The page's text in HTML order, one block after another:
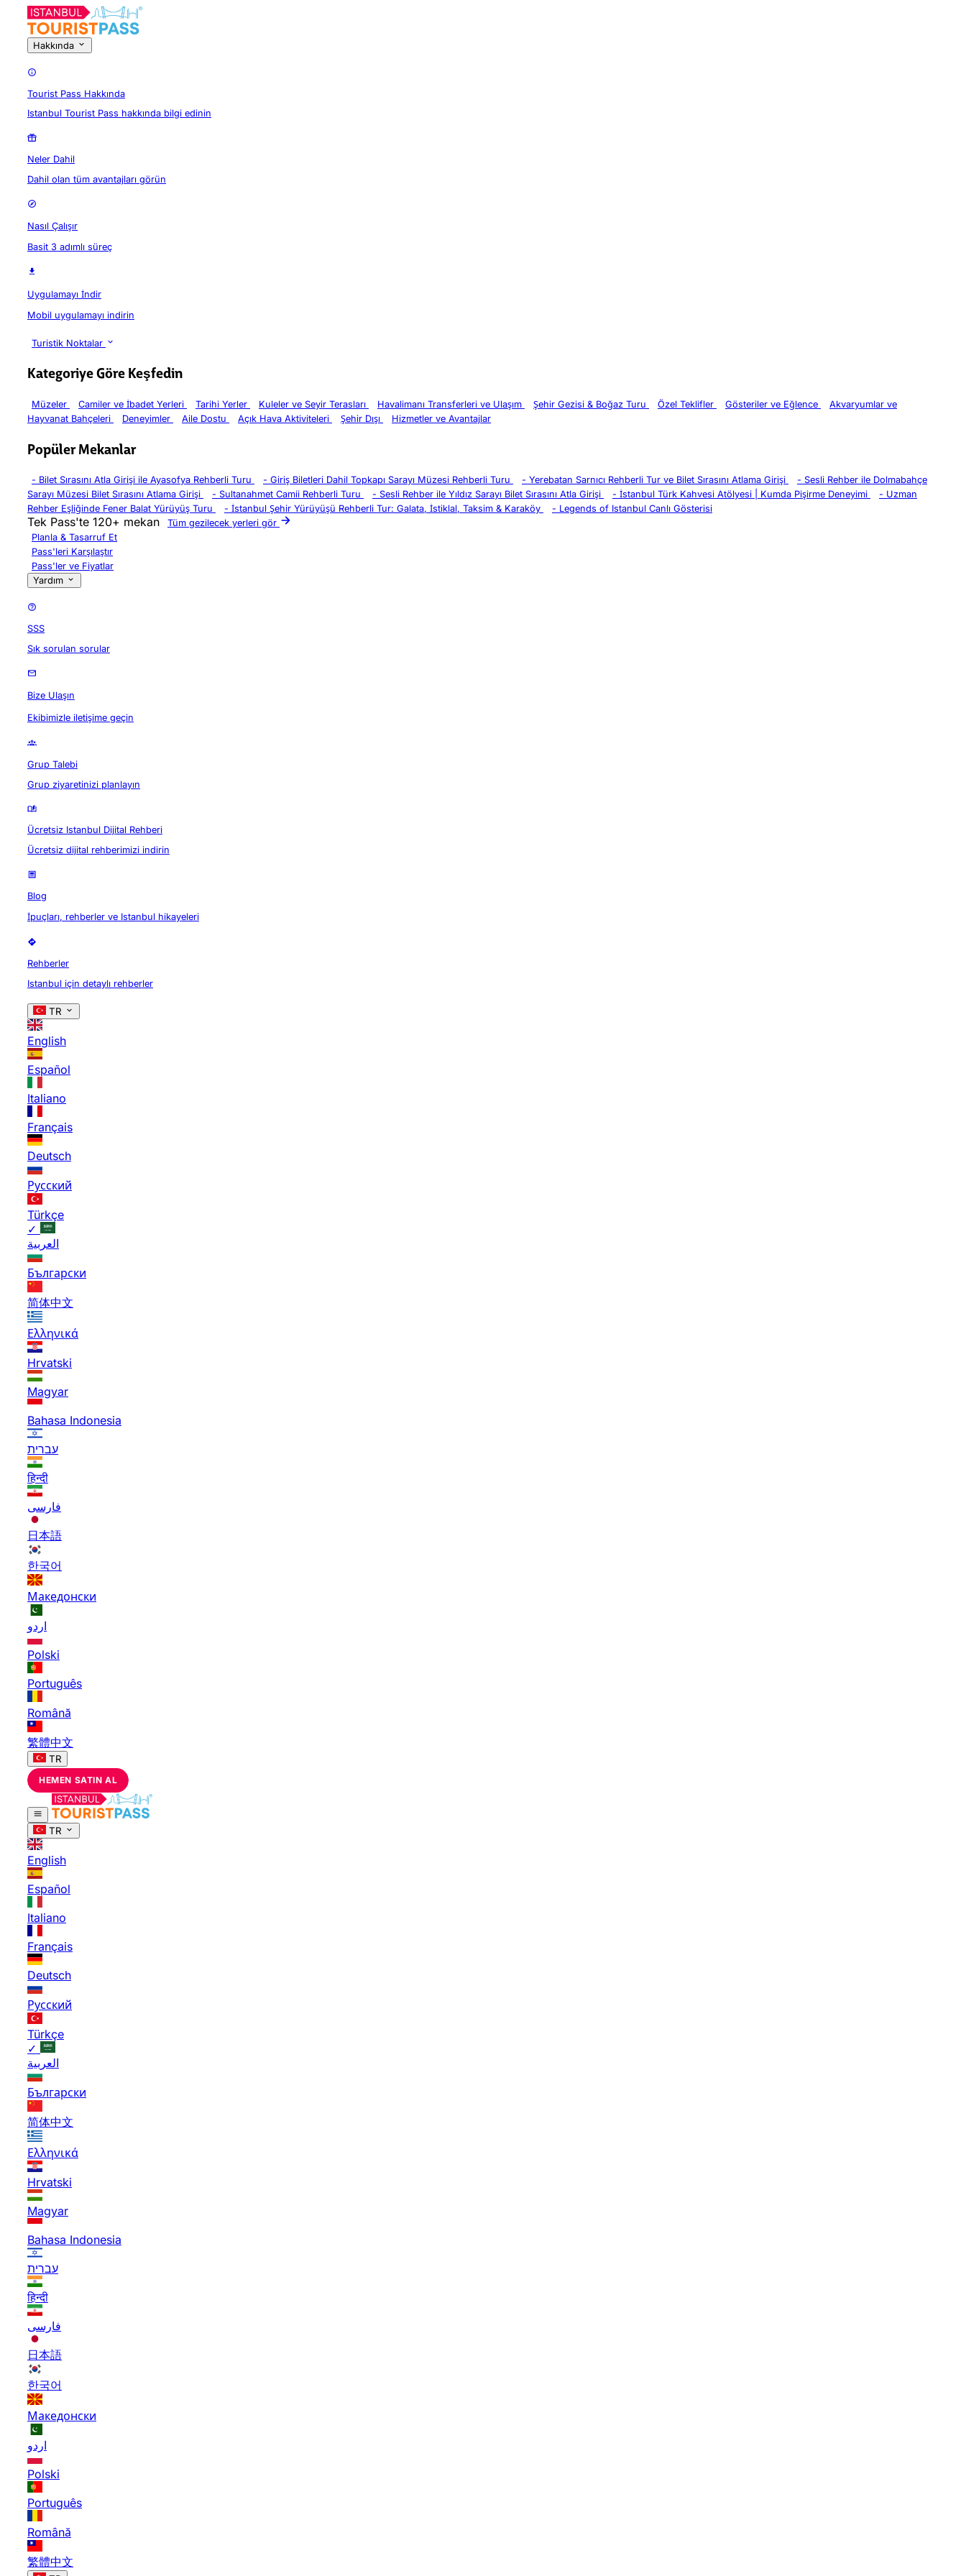
Hakkında
Tourist Pass Hakkında
Istanbul Tourist Pass hakkında bilgi edinin
Neler Dahil
Dahil olan tüm avantajları görün
Nasıl Çalışır
Basit 3 adımlı süreç
Uygulamayı İndir
Mobil uygulamayı indirin
Turistik Noktalar
Kategoriye Göre Keşfedin
Müzeler Camiler ve İbadet Yerleri Tarihi Yerler Kuleler ve Seyir Terasları Havalimanı Transferleri ve Ulaşım Şehir Gezisi & Boğaz Turu Özel Teklifler Gösteriler ve Eğlence
Akvaryumlar ve
Hayvanat Bahçeleri
Deneyimler Aile Dostu Açık Hava Aktiviteleri Şehir Dışı Hizmetler ve Avantajlar
Popüler Mekanlar
- Bilet Sırasını Atla Girişi ile Ayasofya Rehberli Turu - Giriş Biletleri Dahil Topkapı Sarayı Müzesi Rehberli Turu - Yerebatan Sarnıcı Rehberli Tur ve Bilet Sırasını Atlama Girişi - Sesli Rehber ile Dolmabahçe
Sarayı Müzesi Bilet Sırasını Atlama Girişi
- Sultanahmet Camii Rehberli Turu - Sesli Rehber ile Yıldız Sarayı Bilet Sırasını Atla Girişi - İstanbul Türk Kahvesi Atölyesi | Kumda Pişirme Deneyimi - Uzman
Rehber Eşliğinde Fener Balat Yürüyüş Turu
- İstanbul Şehir Yürüyüşü Rehberli Tur: Galata, İstiklal, Taksim & Karaköy - Legends of Istanbul Canlı Gösterisi
Tek Pass'te 120+ mekan
Tüm gezilecek yerleri gör
Planla & Tasarruf Et
Pass'leri Karşılaştır
Pass'ler ve Fiyatlar
Yardım
SSS
Sık sorulan sorular
Bize Ulaşın
Ekibimizle iletişime geçin
Grup Talebi
Grup ziyaretinizi planlayın
Ücretsiz Istanbul Dijital Rehberi
Ücretsiz dijital rehberimizi indirin
Blog
İpuçları, rehberler ve Istanbul hikayeleri
Rehberler
Istanbul için detaylı rehberler
TR
English
Español
Italiano
Français
Deutsch
Русский
Türkçe
✓
العربية
Български
简体中文
Ελληνικά
Hrvatski
Magyar
Bahasa Indonesia
עברית
हिन्दी
فارسی
日本語
한국어
Македонски
اردو
Polski
Português
Română
繁體中文
TR
HEMEN SATIN AL
TR
English
Español
Italiano
Français
Deutsch
Русский
Türkçe
✓
العربية
Български
简体中文
Ελληνικά
Hrvatski
Magyar
Bahasa Indonesia
עברית
हिन्दी
فارسی
日本語
한국어
Македонски
اردو
Polski
Português
Română
繁體中文